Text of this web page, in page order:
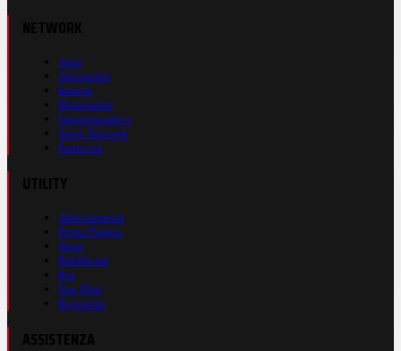
Auto
Autosprint
Inmoto
Motosprint
Guerinsportivo
Sport Network
Fantacup
Abbonamenti
Prima Pagina
Store
Pubblicità
Rss
Site Map
Registrati